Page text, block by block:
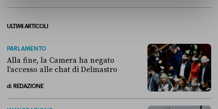
ULTIMI ARTICOLI
PARLAMENTO
Alla fine, la Camera ha negato
l’accesso alle chat di Delmastro
di REDAZIONE